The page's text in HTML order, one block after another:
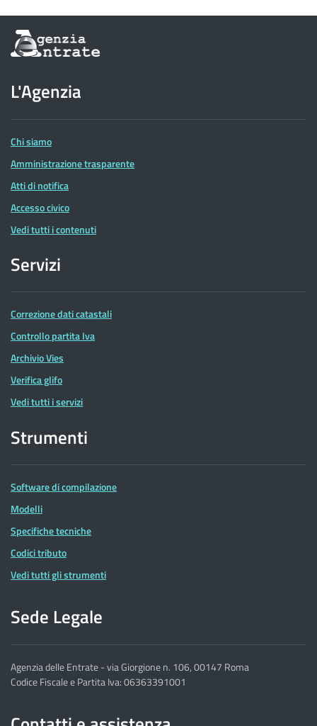
Informazioni
sul
dell'Agenzia
delle
Entrate
L'Agenzia
Chi siamo
Amministrazione trasparente
Atti di notifica
Accesso civico
Vedi tutti i contenuti
Servizi
Correzione dati catastali
Controllo partita Iva
Archivio Vies
Verifica glifo
Vedi tutti i servizi
Strumenti
Software di compilazione
Modelli
Specifiche tecniche
Codici tributo
Vedi tutti gli strumenti
Sede Legale
Agenzia delle Entrate - via Giorgione n. 106, 00147 Roma
Codice Fiscale e Partita Iva: 06363391001